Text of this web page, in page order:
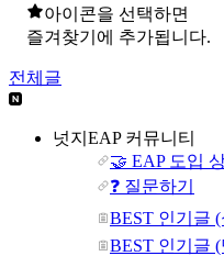
아이콘을 선택하면
즐겨찾기에 추가됩니다.
전체글
넛지EAP 커뮤니티
🤝 EAP 도입
❓ 질문하기
BEST 인기글
BEST 인기글